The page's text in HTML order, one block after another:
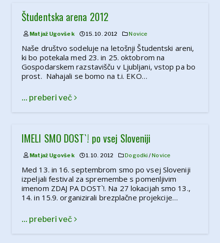
Študentska arena 2012
Matjaž Ugovšek 15. 10. 2012 Novice
Naše društvo sodeluje na letošnji Študentski areni,
ki bo potekala med 23. in 25. oktobrom na
Gospodarskem razstavišču v Ljubljani, vstop pa bo
prost. Nahajali se bomo na t.i. EKO…
... preberi več
IMELI SMO DOST`! po vsej Sloveniji
Matjaž Ugovšek 1. 10. 2012 Dogodki /Novice
Med 13. in 16. septembrom smo po vsej Sloveniji
izpeljali festival za spremembe s pomenljivim
imenom ZDAJ PA DOST`!. Na 27 lokacijah smo 13.,
14. in 15.9. organizirali brezplačne projekcije…
... preberi več